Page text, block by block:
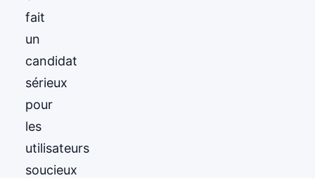
fait
un
candidat
sérieux
pour
les
utilisateurs
soucieux